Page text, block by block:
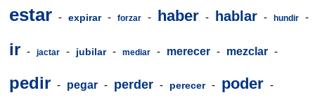
estar - expirar - forzar - haber - hablar - hundir -
ir - jactar - jubilar - mediar - merecer - mezclar -
pedir - pegar - perder - perecer - poder -